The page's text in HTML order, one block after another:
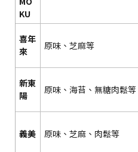
KU
喜年
來
原味、芝麻等
新東
陽
原味、海苔、無糖肉鬆等
義美 原味、芝麻、肉鬆等